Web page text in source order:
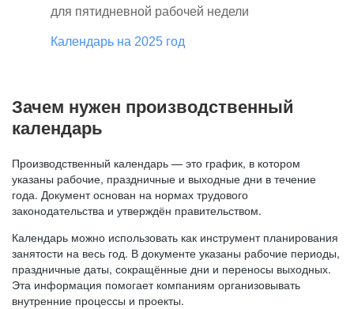
для пятидневной рабочей недели
Календарь на 2025 год
Зачем нужен производственный
календарь
Производственный календарь — это график, в котором
указаны рабочие, праздничные и выходные дни в течение
года. Документ основан на нормах трудового
законодательства и утверждён правительством.
Календарь можно использовать как инструмент планирования
занятости на весь год. В документе указаны рабочие периоды,
праздничные даты, сокращённые дни и переносы выходных.
Эта информация помогает компаниям организовывать
внутренние процессы и проекты.